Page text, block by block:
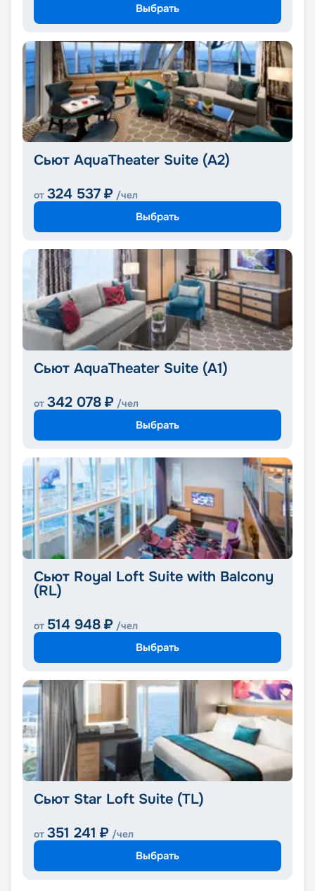
Выбрать
Сьют AquaTheater Suite (A2)
от 324 537 ₽ /чел
Выбрать
Сьют AquaTheater Suite (A1)
от 342 078 ₽ /чел
Выбрать
Сьют Royal Loft Suite with Balcony
(RL)
от 514 948 ₽ /чел
Выбрать
Сьют Star Loft Suite (TL)
от 351 241 ₽ /чел
Выбрать